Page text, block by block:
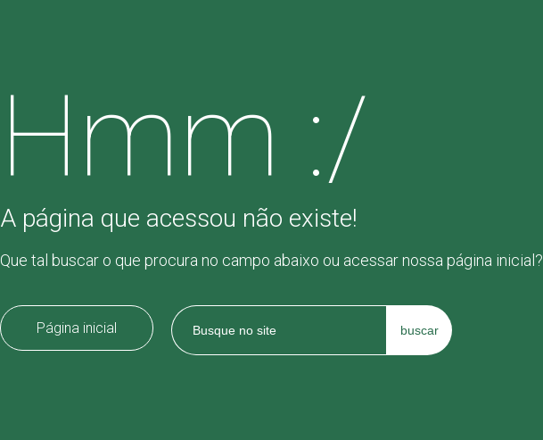
Hmm :/
A página que acessou não existe!
Que tal buscar o que procura no campo abaixo ou acessar nossa página inicial?
Página inicial